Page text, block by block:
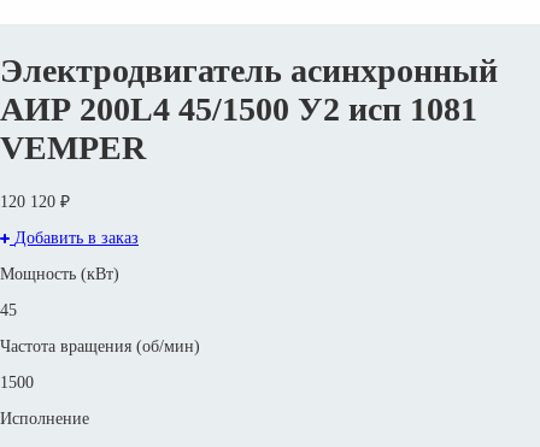
Электродвигатель асинхронный
АИР 200L4 45/1500 У2 исп 1081
VEMPER
120 120 ₽
Добавить в заказ
Мощность (кВт)
45
Частота вращения (об/мин)
1500
Исполнение